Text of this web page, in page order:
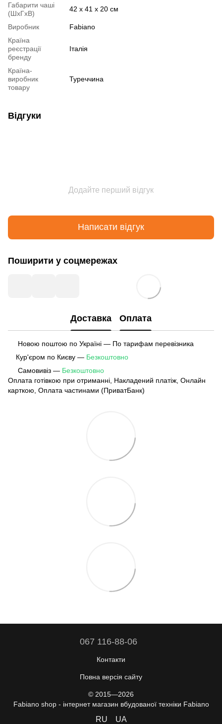
Габарити чаші
(ШхГхВ)
42 х 41 х 20 см
Виробник
Fabiano
Країна
реєстрації
бренду
Італія
Країна-
виробник
товару
Туреччина
Відгуки
Додайте перший відгук
Написати відгук
Поширити у соцмережах
Доставка Оплата
Новою поштою по Україні — По тарифам перевізника
Кур'єром по Києву — Безкоштовно
Самовивіз — Безкоштовно
Оплата готівкою при отриманні, Накладений платіж, Онлайн
карткою, Оплата частинами (ПриватБанк)
067 116-88-06
Контакти
Повна версія сайту
© 2015—2026
Fabiano shop - інтернет магазин вбудованої техніки Fabiano
RU UA